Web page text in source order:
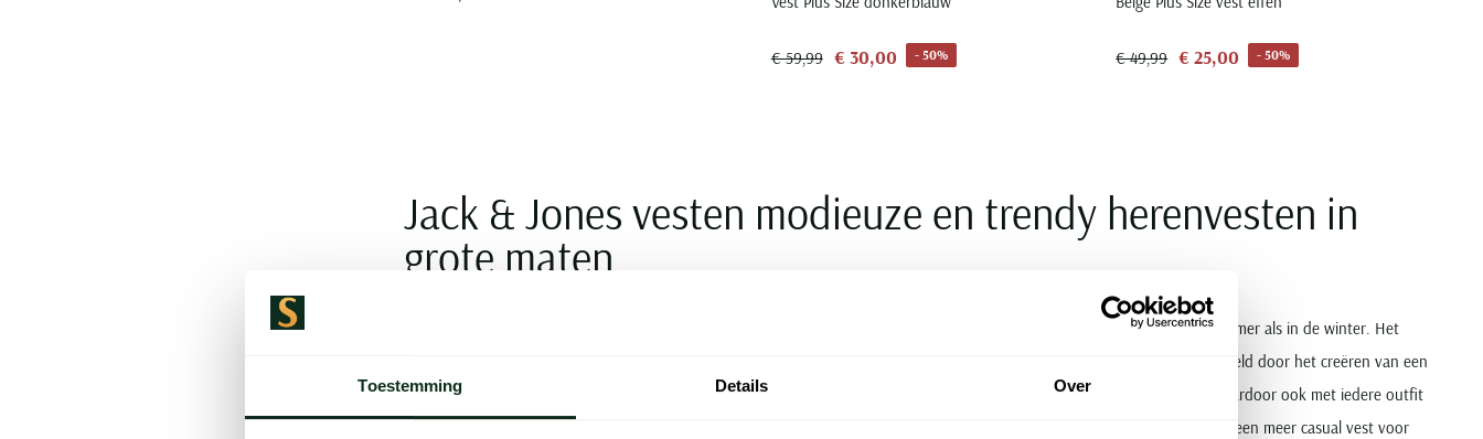
Toestemming Details Over
€ 59,99 € 30,00 - 50% € 49,99 € 25,00 - 50%
Jack & Jones vesten modieuze en trendy herenvesten in
grote maten
Jack & Jones vesten zijn er in allerlei soorten en uitvoeringen en kunnen het hele jaar door gedragen worden, zowel in de zomer als in de winter. Het
herenvest is een goed alternatief voor een klassieke trui. Met dit item kunt u uw outfit net iets extra’s mee geven, bijvoorbeeld door het creëren van een
leuk gelaagd effect. De Jack & Jones vesten voor heren zijn te verkrijgen in verschillende materialen en kleuren en ze zijn daardoor ook met iedere outfit
te combineren. Of u nou opzoek bent naar een vest met een klassieke uitstraling voor over een overhemd of chino, of naar een meer casual vest voor